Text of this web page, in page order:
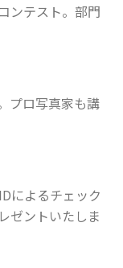
ンテスト。部門
プロ写真家も講
によるチェック
ゼントいたしま